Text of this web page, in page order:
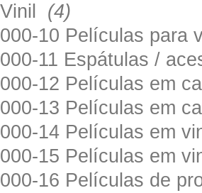
Vinil (4)
000-10 Películas para
000-11 Espátulas /
000-12 Películas em
000-13 Películas em
000-14 Películas em
000-15 Películas em
000-16 Películas de